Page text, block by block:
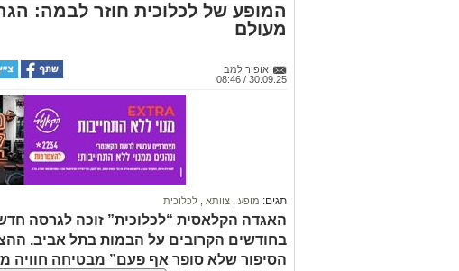
המופע של לכלוכית חוזר לבמה:
מעולם
אופיר למב
30.09.25 / 08:46
תגים: מופע צוותא לכלוכית
האגדה הקלאסית “לכלוכית” זוכה לגרסה
בחודשים הקרובים על הבמות בתל אביב.
הסיפור שלא סופר אף פעם” מבטיחה חוויה